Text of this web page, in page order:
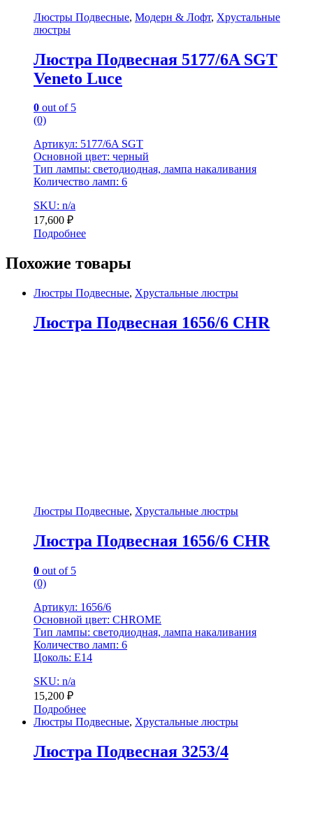
Люстры Подвесные, Модерн & Лофт, Хрустальные
люстры
Люстра Подвесная 5177/6A SGT
Veneto Luce
0 out of 5
(0)
Артикул: 5177/6A SGT
Основной цвет: черный
Тип лампы: светодиодная, лампа накаливания
Количество ламп: 6
SKU: n/a
17,600 ₽
Подробнее
Похожие товары
Люстры Подвесные, Хрустальные люстры
Люстра Подвесная 1656/6 CHR
Люстры Подвесные, Хрустальные люстры
Люстра Подвесная 1656/6 CHR
0 out of 5
(0)
Артикул: 1656/6
Основной цвет: CHROME
Тип лампы: светодиодная, лампа накаливания
Количество ламп: 6
Цоколь: Е14
SKU: n/a
15,200 ₽
Подробнее
Люстры Подвесные, Хрустальные люстры
Люстра Подвесная 3253/4